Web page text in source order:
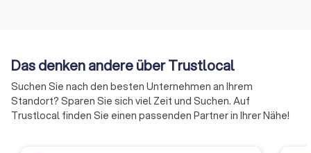
Das denken andere über Trustlocal
Suchen Sie nach den besten Unternehmen an Ihrem
Standort? Sparen Sie sich viel Zeit und Suchen. Auf
Trustlocal finden Sie einen passenden Partner in Ihrer Nähe!